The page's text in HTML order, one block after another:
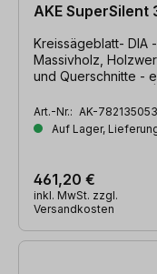
AKE SuperSilent
Kreissägeblatt- DIA
Massivholz,
und Querschnitte -
Art.-Nr.: AK-
Auf Lager,
461,20 €
inkl. MwSt. zzgl.
Versandkosten